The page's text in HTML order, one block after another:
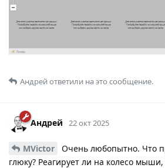
Андрейответили на это сообщение.
Андрей 22 окт 2025
MVictor
Очень любопытно. Что
глюку? Реагирует ли на колесо